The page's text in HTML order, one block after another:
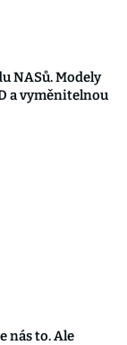
NASů. Modely
a vyměnitelnou
nás to. Ale